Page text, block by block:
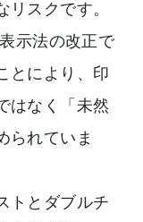
スクです。
示法の改正で
とにより、印
はなく「未然
られていま
トとダブルチ